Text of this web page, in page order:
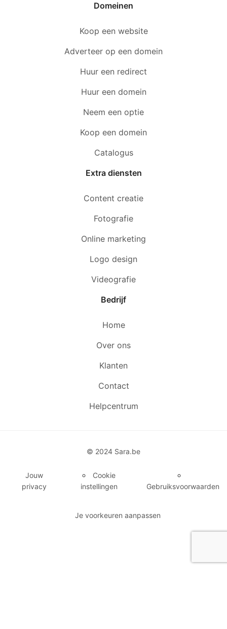
Domeinen
Koop een website
Adverteer op een domein
Huur een redirect
Huur een domein
Neem een optie
Koop een domein
Catalogus
Extra diensten
Content creatie
Fotografie
Online marketing
Logo design
Videografie
Bedrijf
Home
Over ons
Klanten
Contact
Helpcentrum
© 2024 Sara.be
Jouw
privacy
Cookie
instellingen
Gebruiksvoorwaarden
Je voorkeuren aanpassen